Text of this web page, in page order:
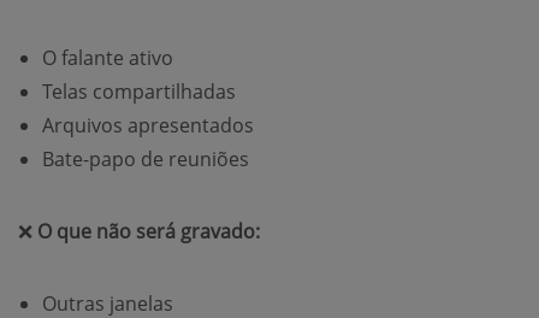
O falante ativo
Telas compartilhadas
Arquivos apresentados
Bate-papo de reuniões
❌ O que não será gravado:
Outras janelas